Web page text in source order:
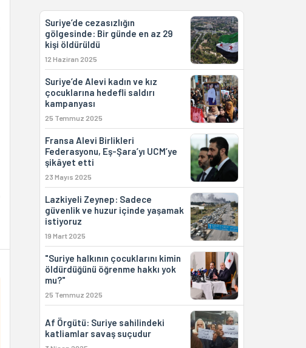
Suriye’de cezasızlığın
gölgesinde: Bir günde en az 29
kişi öldürüldü
12 Haziran 2025
Suriye’de Alevi kadın ve kız
çocuklarına hedefli saldırı
kampanyası
25 Temmuz 2025
Fransa Alevi Birlikleri
Federasyonu, Eş-Şara’yı UCM’ye
şikâyet etti
23 Mayıs 2025
Lazkiyeli Zeynep: Sadece
güvenlik ve huzur içinde yaşamak
istiyoruz
19 Mart 2025
"Suriye halkının çocuklarını kimin
öldürdüğünü öğrenme hakkı yok
mu?"
25 Temmuz 2025
Af Örgütü: Suriye sahilindeki
katliamlar savaş suçudur